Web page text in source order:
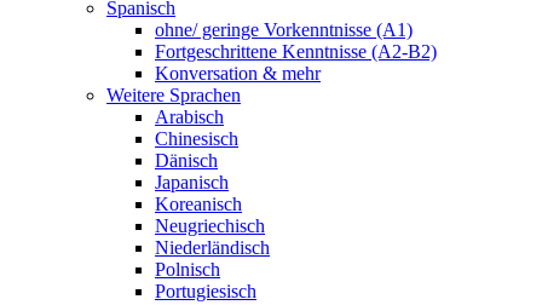
Spanisch
ohne/ geringe Vorkenntnisse (A1)
Fortgeschrittene Kenntnisse (A2-B2)
Konversation & mehr
Weitere Sprachen
Arabisch
Chinesisch
Dänisch
Japanisch
Koreanisch
Neugriechisch
Niederländisch
Polnisch
Portugiesisch